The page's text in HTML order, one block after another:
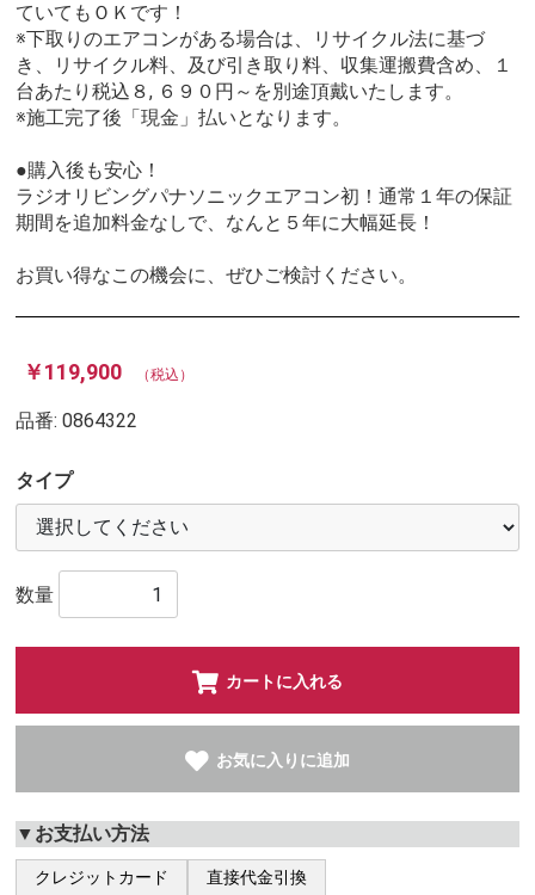
ていてもＯＫです！
※下取りのエアコンがある場合は、リサイクル法に基づ
き、リサイクル料、及び引き取り料、収集運搬費含め、１
台あたり税込８, ６９０円～を別途頂戴いたします。
※施工完了後「現金」払いとなります。
●購入後も安心！
ラジオリビングパナソニックエアコン初！通常１年の保証
期間を追加料金なしで、なんと５年に大幅延長！
お買い得なこの機会に、ぜひご検討ください。
￥119,900 （税込）
品番:0864322
タイプ
数量
カートに入れる
お気に入りに追加
▼お支払い方法
クレジットカード 直接代金引換